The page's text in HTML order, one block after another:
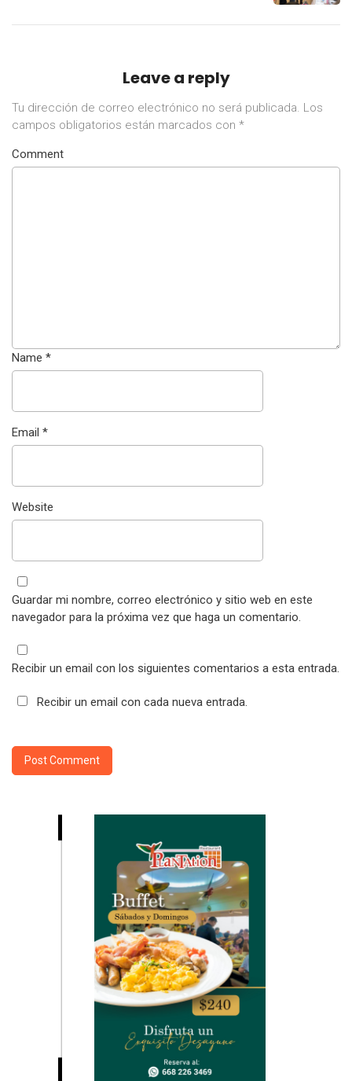
Leave a reply
Tu dirección de correo electrónico no será publicada. Los
campos obligatorios están marcados con *
Comment
Name *
Email *
Website
Guardar mi nombre, correo electrónico y sitio web en este
navegador para la próxima vez que haga un comentario.
Recibir un email con los siguientes comentarios a esta entrada.
Recibir un email con cada nueva entrada.